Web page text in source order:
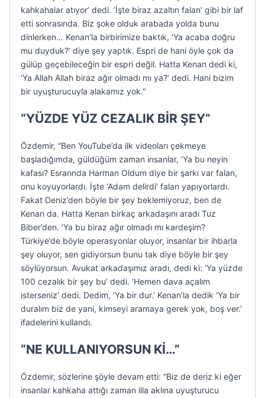
kahkahalar atıyor’ dedi. ‘İşte biraz azaltın falan’ gibi bir laf
etti sonrasında. Biz şoke olduk arabada yolda bunu
dinlerken… Kenan’la birbirimize baktık, ‘Ya acaba doğru
mu duyduk?’ diye şey yaptık. Espri de hani öyle çok da
gülüp geçebileceğin bir espri değil. Hatta Kenan dedi ki,
‘Ya Allah Allah biraz ağır olmadı mı ya?’ dedi. Hani bizim
bir uyuşturucuyla alakamız yok.”
“YÜZDE YÜZ CEZALIK BİR ŞEY”
Özdemir, “Ben YouTube’da ilk videoları çekmeye
başladığımda, güldüğüm zaman insanlar, ‘Ya bu neyin
kafası? Esrarında Harman Oldum diye bir şarkı var falan,
onu koyuyorlardı. İşte ‘Adam delirdi’ falan yapıyorlardı.
Fakat Deniz’den böyle bir şey beklemiyoruz, ben de
Kenan da. Hatta Kenan birkaç arkadaşını aradı Tuz
Biber’den. ‘Ya bu biraz ağır olmadı mı kardeşim?
Türkiye’de böyle operasyonlar oluyor, insanlar bir ihbarla
şey oluyor, sen gidiyorsun bunu tak diye böyle bir şey
söylüyorsun. Avukat arkadaşımız aradı, dedi ki: ‘Ya yüzde
100 cezalık bir şey bu’ dedi. ‘Hemen dava açalım
isterseniz’ dedi. Dedim, ‘Ya bir dur.’ Kenan’la dedik ‘Ya bir
duralım biz de yani, kimseyi aramaya gerek yok, boş ver.’
ifadelerini kullandı.
“NE KULLANIYORSUN Kİ…”
Özdemir, sözlerine şöyle devam etti: “Biz de deriz ki eğer
insanlar kahkaha attığı zaman illa aklına uyuşturucu